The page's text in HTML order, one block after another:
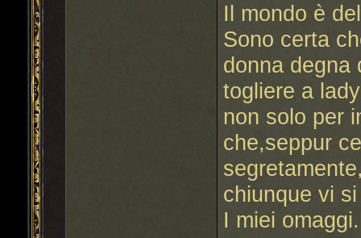
Il mondo è
Sono certa
donna degna
togliere a
non solo per
che,seppur
chiunque vi
I miei omaggi.